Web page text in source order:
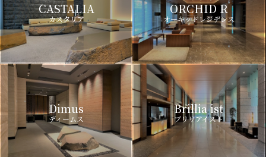
CASTALIA
カスタリア
ORCHID R
オーキッドレジデンス
Dimus
ディームス
Brillia ist
ブリリアイスト